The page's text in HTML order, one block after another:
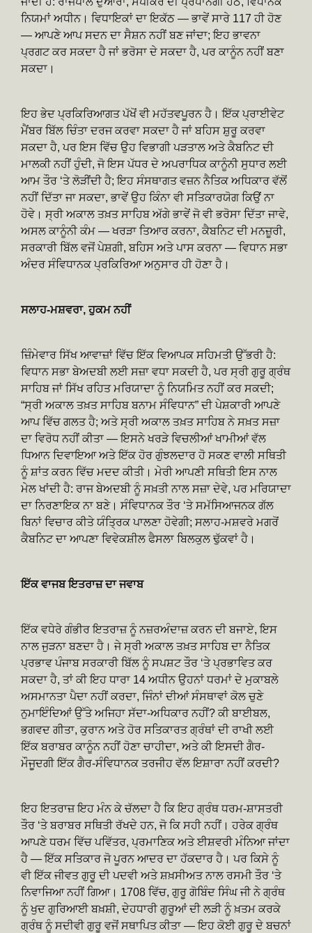
ਨਿਯਮਾਂ ਅਧੀਨ। ਵਿਧਾਇਕਾਂ ਦਾ ਇਕੱਠ — ਭਾਵੇਂ ਸਾਰੇ 117 ਹੀ ਹੋਣ
— ਆਪਣੇ ਆਪ ਸਦਨ ਦਾ ਸੈਸ਼ਨ ਨਹੀਂ ਬਣ ਜਾਂਦਾ; ਇਹ ਭਾਵਨਾ
ਪ੍ਰਗਟ ਕਰ ਸਕਦਾ ਹੈ ਜਾਂ ਭਰੋਸਾ ਦੇ ਸਕਦਾ ਹੈ, ਪਰ ਕਾਨੂੰਨ ਨਹੀਂ ਬਣਾ
ਸਕਦਾ।
ਇਹ ਭੇਦ ਪ੍ਰਕਿਰਿਆਗਤ ਪੱਖੋਂ ਵੀ ਮਹੱਤਵਪੂਰਨ ਹੈ। ਇੱਕ ਪ੍ਰਾਈਵੇਟ
ਮੈਂਬਰ ਬਿੱਲ ਚਿੰਤਾ ਦਰਜ ਕਰਵਾ ਸਕਦਾ ਹੈ ਜਾਂ ਬਹਿਸ ਸ਼ੁਰੂ ਕਰਵਾ
ਸਕਦਾ ਹੈ, ਪਰ ਇਸ ਵਿੱਚ ਉਹ ਵਿਭਾਗੀ ਪੜਤਾਲ ਅਤੇ ਕੈਬਨਿਟ ਦੀ
ਮਾਲਕੀ ਨਹੀਂ ਹੁੰਦੀ, ਜੋ ਇਸ ਪੱਧਰ ਦੇ ਅਪਰਾਧਿਕ ਕਾਨੂੰਨੀ ਸੁਧਾਰ ਲਈ
ਆਮ ਤੌਰ ‘ਤੇ ਲੋੜੀਂਦੀ ਹੈ; ਇਹ ਸੰਸਥਾਗਤ ਵਜ਼ਨ ਨੈਤਿਕ ਅਧਿਕਾਰ ਵੱਲੋਂ
ਨਹੀਂ ਦਿੱਤਾ ਜਾ ਸਕਦਾ, ਭਾਵੇਂ ਉਹ ਕਿੰਨਾ ਵੀ ਸਤਿਕਾਰਯੋਗ ਕਿਉਂ ਨਾ
ਹੋਵੇ। ਸ੍ਰੀ ਅਕਾਲ ਤਖ਼ਤ ਸਾਹਿਬ ਅੱਗੇ ਭਾਵੇਂ ਜੋ ਵੀ ਭਰੋਸਾ ਦਿੱਤਾ ਜਾਵੇ,
ਅਸਲ ਕਾਨੂੰਨੀ ਕੰਮ — ਖਰੜਾ ਤਿਆਰ ਕਰਨਾ, ਕੈਬਨਿਟ ਦੀ ਮਨਜ਼ੂਰੀ,
ਸਰਕਾਰੀ ਬਿੱਲ ਵਜੋਂ ਪੇਸ਼ਗੀ, ਬਹਿਸ ਅਤੇ ਪਾਸ ਕਰਨਾ — ਵਿਧਾਨ ਸਭਾ
ਅੰਦਰ ਸੰਵਿਧਾਨਕ ਪ੍ਰਕਿਰਿਆ ਅਨੁਸਾਰ ਹੀ ਹੋਣਾ ਹੈ।
ਸਲਾਹ-ਮਸ਼ਵਰਾ, ਹੁਕਮ ਨਹੀਂ
ਜ਼ਿੰਮੇਵਾਰ ਸਿੱਖ ਆਵਾਜ਼ਾਂ ਵਿੱਚ ਇੱਕ ਵਿਆਪਕ ਸਹਿਮਤੀ ਉੱਭਰੀ ਹੈ:
ਵਿਧਾਨ ਸਭਾ ਬੇਅਦਬੀ ਲਈ ਸਜ਼ਾ ਵਧਾ ਸਕਦੀ ਹੈ, ਪਰ ਸ੍ਰੀ ਗੁਰੂ ਗ੍ਰੰਥ
ਸਾਹਿਬ ਜਾਂ ਸਿੱਖ ਰਹਿਤ ਮਰਿਯਾਦਾ ਨੂੰ ਨਿਯਮਿਤ ਨਹੀਂ ਕਰ ਸਕਦੀ;
“ਸ੍ਰੀ ਅਕਾਲ ਤਖ਼ਤ ਸਾਹਿਬ ਬਨਾਮ ਸੰਵਿਧਾਨ” ਦੀ ਪੇਸ਼ਕਾਰੀ ਆਪਣੇ
ਆਪ ਵਿੱਚ ਗਲਤ ਹੈ; ਅਤੇ ਸ੍ਰੀ ਅਕਾਲ ਤਖ਼ਤ ਸਾਹਿਬ ਨੇ ਸਖ਼ਤ ਸਜ਼ਾ
ਦਾ ਵਿਰੋਧ ਨਹੀਂ ਕੀਤਾ — ਇਸਨੇ ਖਰੜੇ ਵਿਚਲੀਆਂ ਖਾਮੀਆਂ ਵੱਲ
ਧਿਆਨ ਦਿਵਾਇਆ ਅਤੇ ਇੱਕ ਹੋਰ ਗੁੰਝਲਦਾਰ ਹੋ ਸਕਣ ਵਾਲੀ ਸਥਿਤੀ
ਨੂੰ ਸ਼ਾਂਤ ਕਰਨ ਵਿੱਚ ਮਦਦ ਕੀਤੀ। ਮੇਰੀ ਆਪਣੀ ਸਥਿਤੀ ਇਸ ਨਾਲ
ਮੇਲ ਖਾਂਦੀ ਹੈ: ਰਾਜ ਬੇਅਦਬੀ ਨੂੰ ਸਖ਼ਤੀ ਨਾਲ ਸਜ਼ਾ ਦੇਵੇ, ਪਰ ਮਰਿਯਾਦਾ
ਦਾ ਨਿਰਣਾਇਕ ਨਾ ਬਣੇ। ਸੰਵਿਧਾਨਕ ਤੌਰ ‘ਤੇ ਸਮੱਸਿਆਜਨਕ ਗੱਲ
ਬਿਨਾਂ ਵਿਚਾਰ ਕੀਤੇ ਯੰਤ੍ਰਿਕ ਪਾਲਣਾ ਹੋਵੇਗੀ; ਸਲਾਹ-ਮਸ਼ਵਰੇ ਮਗਰੋਂ
ਕੈਬਨਿਟ ਦਾ ਆਪਣਾ ਵਿਵੇਕਸ਼ੀਲ ਫੈਸਲਾ ਬਿਲਕੁਲ ਢੁੱਕਵਾਂ ਹੈ।
ਇੱਕ ਵਾਜਬ ਇਤਰਾਜ਼ ਦਾ ਜਵਾਬ
ਇੱਕ ਵਧੇਰੇ ਗੰਭੀਰ ਇਤਰਾਜ਼ ਨੂੰ ਨਜ਼ਰਅੰਦਾਜ਼ ਕਰਨ ਦੀ ਬਜਾਏ, ਇਸ
ਨਾਲ ਜੁੜਨਾ ਬਣਦਾ ਹੈ। ਜੇ ਸ੍ਰੀ ਅਕਾਲ ਤਖ਼ਤ ਸਾਹਿਬ ਦਾ ਨੈਤਿਕ
ਪ੍ਰਭਾਵ ਪੰਜਾਬ ਸਰਕਾਰੀ ਬਿੱਲ ਨੂੰ ਸਪਸ਼ਟ ਤੌਰ ‘ਤੇ ਪ੍ਰਭਾਵਿਤ ਕਰ
ਸਕਦਾ ਹੈ, ਤਾਂ ਕੀ ਇਹ ਧਾਰਾ 14 ਅਧੀਨ ਉਹਨਾਂ ਧਰਮਾਂ ਦੇ ਮੁਕਾਬਲੇ
ਅਸਮਾਨਤਾ ਪੈਦਾ ਨਹੀਂ ਕਰਦਾ, ਜਿੰਨਾਂ ਦੀਆਂ ਸੰਸਥਾਵਾਂ ਕੋਲ ਚੁਣੇ
ਨੁਮਾਇੰਦਿਆਂ ਉੱਤੇ ਅਜਿਹਾ ਸੱਦਾ-ਅਧਿਕਾਰ ਨਹੀਂ? ਕੀ ਬਾਈਬਲ,
ਭਗਵਦ ਗੀਤਾ, ਕੁਰਾਨ ਅਤੇ ਹੋਰ ਸਤਿਕਾਰਤ ਗ੍ਰੰਥਾਂ ਦੀ ਰਾਖੀ ਲਈ
ਇੱਕ ਬਰਾਬਰ ਕਾਨੂੰਨ ਨਹੀਂ ਹੋਣਾ ਚਾਹੀਦਾ, ਅਤੇ ਕੀ ਇਸਦੀ ਗੈਰ-
ਮੌਜੂਦਗੀ ਇੱਕ ਗੈਰ-ਸੰਵਿਧਾਨਕ ਤਰਜੀਹ ਵੱਲ ਇਸ਼ਾਰਾ ਨਹੀਂ ਕਰਦੀ?
ਇਹ ਇਤਰਾਜ਼ ਇਹ ਮੰਨ ਕੇ ਚੱਲਦਾ ਹੈ ਕਿ ਇਹ ਗ੍ਰੰਥ ਧਰਮ-ਸ਼ਾਸਤਰੀ
ਤੌਰ ‘ਤੇ ਬਰਾਬਰ ਸਥਿਤੀ ਰੱਖਦੇ ਹਨ, ਜੋ ਕਿ ਸਹੀ ਨਹੀਂ। ਹਰੇਕ ਗ੍ਰੰਥ
ਆਪਣੇ ਧਰਮ ਵਿੱਚ ਪਵਿੱਤਰ, ਪ੍ਰਮਾਣਿਕ ਅਤੇ ਈਸ਼ਵਰੀ ਮੰਨਿਆ ਜਾਂਦਾ
ਹੈ — ਇੱਕ ਸਤਿਕਾਰ ਜੋ ਪੂਰਨ ਆਦਰ ਦਾ ਹੱਕਦਾਰ ਹੈ। ਪਰ ਕਿਸੇ ਨੂੰ
ਵੀ ਇੱਕ ਜੀਵਤ ਗੁਰੂ ਦੀ ਪਦਵੀ ਅਤੇ ਸ਼ਖ਼ਸੀਅਤ ਨਾਲ ਰਸਮੀ ਤੌਰ ‘ਤੇ
ਨਿਵਾਜਿਆ ਨਹੀਂ ਗਿਆ। 1708 ਵਿੱਚ, ਗੁਰੂ ਗੋਬਿੰਦ ਸਿੰਘ ਜੀ ਨੇ ਗ੍ਰੰਥ
ਨੂੰ ਖੁਦ ਗੁਰਿਆਈ ਬਖ਼ਸ਼ੀ, ਦੇਹਧਾਰੀ ਗੁਰੂਆਂ ਦੀ ਲੜੀ ਨੂੰ ਖ਼ਤਮ ਕਰਕੇ
ਗ੍ਰੰਥ ਨੂੰ ਸਦੀਵੀ ਗੁਰੂ ਵਜੋਂ ਸਥਾਪਿਤ ਕੀਤਾ — ਇਹ ਕੋਈ ਗੁਰੂ ਦੇ ਬਚਨਾਂ